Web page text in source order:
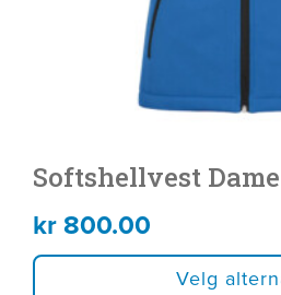
Softshellvest Dame
kr800.00
Velg
produktsiden